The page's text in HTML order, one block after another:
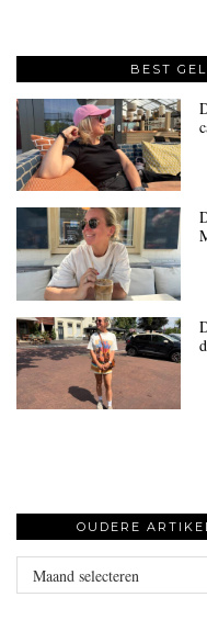
BEST
OUDERE
Oudere
artikelen